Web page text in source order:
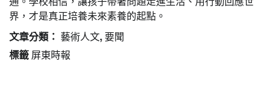
界，才是真正培養未來素養的起點。
文章分類： 藝術人文,要聞
標籤 屏東時報